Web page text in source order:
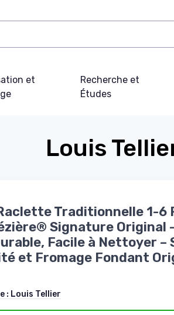
et
Recherche et
Études
Louis
Traditionnelle 1-6
Signature Original
Facile à Nettoyer –
et Fromage Fondant
: Louis Tellier